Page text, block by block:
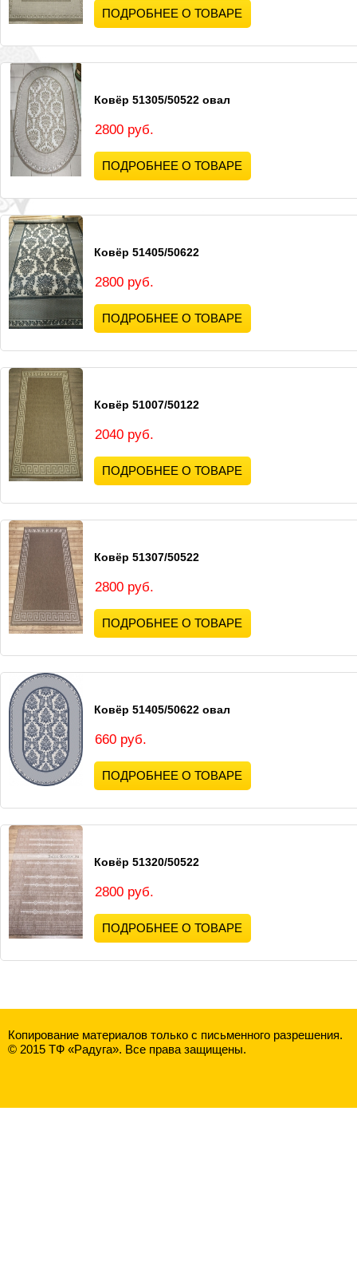
ПОДРОБНЕЕ О ТОВАРЕ
Ковёр 51305/50522 овал
2800 руб.
ПОДРОБНЕЕ О ТОВАРЕ
Ковёр 51405/50622
2800 руб.
ПОДРОБНЕЕ О ТОВАРЕ
Ковёр 51007/50122
2040 руб.
ПОДРОБНЕЕ О ТОВАРЕ
Ковёр 51307/50522
2800 руб.
ПОДРОБНЕЕ О ТОВАРЕ
Ковёр 51405/50622 овал
660 руб.
ПОДРОБНЕЕ О ТОВАРЕ
Ковёр 51320/50522
2800 руб.
ПОДРОБНЕЕ О ТОВАРЕ
Копирование материалов только с письменного разрешения.
© 2015 ТФ «Радуга». Все права защищены.